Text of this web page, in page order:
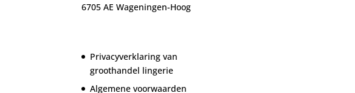
6705 AE Wageningen-Hoog
Privacyverklaring van
groothandel lingerie
Algemene voorwaarden